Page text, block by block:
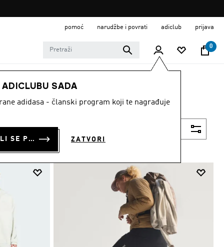
pomoć narudžbe i povrati adiclub prijava
0
ADICLUBU SADA
adidasa - članski program koji te nagrađuje
PRIJAVI SE ILI SE PRIDRUŽI SADA ZATVORI